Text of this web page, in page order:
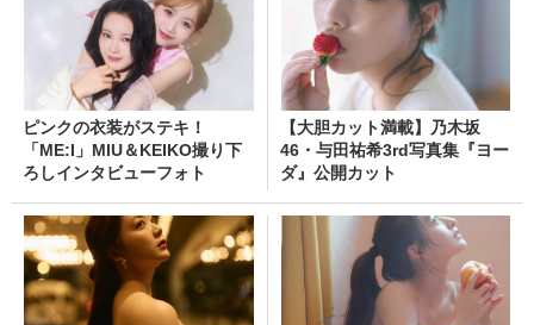
ピンクの衣装がステキ！
「ME:I」MIU＆KEIKO撮り下
ろしインタビューフォト
【大胆カット満載】乃木坂
46・与田祐希3rd写真集『ヨー
ダ』公開カット